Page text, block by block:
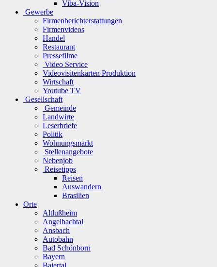
Viba-Vision
Gewerbe
Firmenberichterstattungen
Firmenvideos
Handel
Restaurant
Pressefilme
Video Service
Videovisitenkarten Produktion
Wirtschaft
Youtube TV
Gesellschaft
Gemeinde
Landwirte
Leserbriefe
Politik
Wohnungsmarkt
Stellenangebote
Nebenjob
Reisetipps
Reisen
Auswandern
Brasilien
Orte
Altlußheim
Angelbachtal
Ansbach
Autobahn
Bad Schönborn
Bayern
Baiertal